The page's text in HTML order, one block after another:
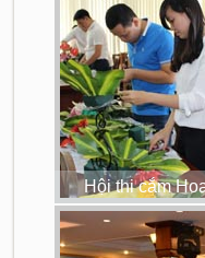
Hội thi cắm